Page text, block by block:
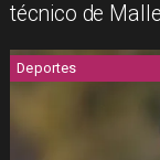
técnico de
Deportes